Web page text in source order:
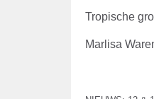
Tropische
Marlisa